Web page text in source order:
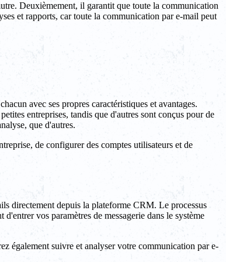
Deuxièmement, il garantit que toute la communication
et rapports, car toute la communication par e-mail peut
avec ses propres caractéristiques et avantages.
entreprises, tandis que d'autres sont conçus pour de
que d'autres.
de configurer des comptes utilisateurs et de
directement depuis la plateforme CRM. Le processus
vos paramètres de messagerie dans le système
également suivre et analyser votre communication par e-